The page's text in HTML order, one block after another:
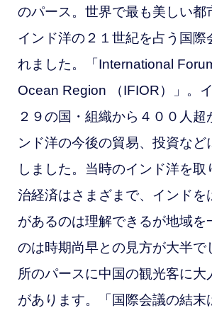
のパース。世界で最も美しい都
インド洋の２１世紀を占う国際
れました。「International
Ocean Region （IFIOR）」。
２９の国・組織から４００人超
ンド洋の今後の貿易、投資など
しました。当時のインド洋を取
治経済はさまざまで、インドを
があるのは理解できるが地域を
のは時期尚早との見方が大半で
所のパースに中国の観光客に大
があります。「国際会議の結末